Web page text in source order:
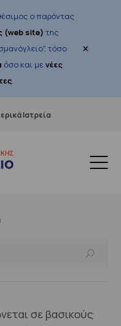
ο παρόντας
(web site) της
τόσο
όσο και μενέες
.
×
Ιατρεία
σε βασικούς